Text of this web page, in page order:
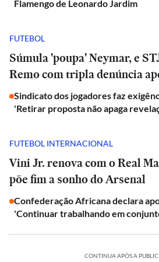
Flamengo de Leonardo Jardim
FUTEBOL
Súmula 'poupa' Neymar, e
Remo com tripla denúncia
Sindicato dos jogadores faz
'Retirar proposta não apaga
FUTEBOL INTERNACIONAL
Vini Jr. renova com o Real
põe fim a sonho do Arsenal
Confederação Africana declara
'Continuar trabalhando em
CONTINUA APÓS A